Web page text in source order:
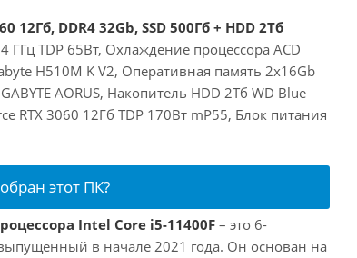
12Гб, DDR4 32Gb, SSD 500Гб + HDD 2Тб
ГГц TDP 65Вт, Охлаждение процессора ACD
H510M K V2, Оперативная память 2x16Gb
AORUS, Накопитель HDD 2Тб WD Blue
RTX 3060 12Гб TDP 170Вт mP55, Блок питания
этот ПК?
Intel Core i5-11400F – это 6-
в начале 2021 года. Он основан на